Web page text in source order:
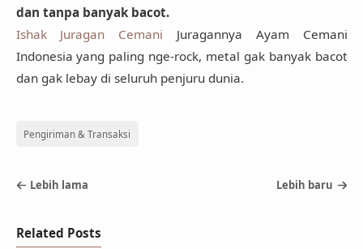
dan tanpa banyak bacot.
Ishak Juragan Cemani Juragannya Ayam Cemani
Indonesia yang paling nge-rock, metal gak banyak bacot
dan gak lebay di seluruh penjuru dunia.
Pengiriman & Transaksi
Lebih lama Lebih baru
Related Posts